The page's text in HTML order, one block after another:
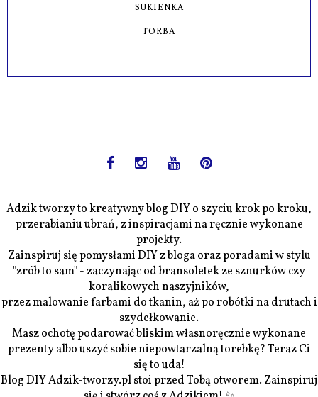
SUKIENKA
TORBA
Adzik tworzy to kreatywny blog DIY o szyciu krok po kroku,
przerabianiu ubrań, z inspiracjami na ręcznie wykonane
projekty.
Zainspiruj się pomysłami DIY z bloga oraz poradami w stylu
"zrób to sam" - zaczynając od bransoletek ze sznurków czy
koralikowych naszyjników,
przez malowanie farbami do tkanin, aż po robótki na drutach i
szydełkowanie.
Masz ochotę podarować bliskim własnoręcznie wykonane
prezenty albo uszyć sobie niepowtarzalną torebkę? Teraz Ci
się to uda!
Blog DIY Adzik-tworzy.pl stoi przed Tobą otworem. Zainspiruj